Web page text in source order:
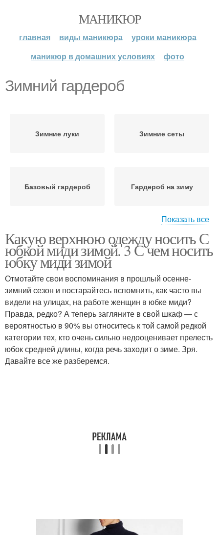
МАНИКЮР
главная виды маникюра
уроки маникюра
маникюр в домашних условиях
фото
Зимний гардероб
Зимние луки Зимние сеты
Базовый гардероб Гардероб на зиму
Зимний образ
Показать все
Какую верхнюю одежду носить С
юбкой миди зимой. 3 С чем носить
юбку миди зимой
Отмотайте свои воспоминания в прошлый осенне-
зимний сезон и постарайтесь вспомнить, как часто вы
видели на улицах, на работе женщин в юбке миди?
Правда, редко? А теперь загляните в свой шкаф — с
вероятностью в 90% вы относитесь к той самой редкой
категории тех, кто очень сильно недооценивает прелесть
юбок средней длины, когда речь заходит о зиме. Зря.
Давайте все же разберемся.